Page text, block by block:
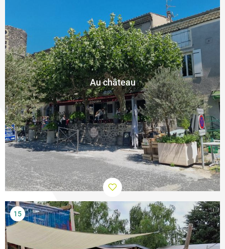
Au château